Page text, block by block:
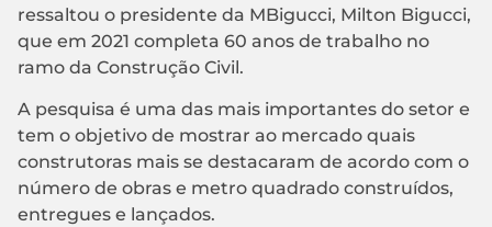
ressaltou o presidente da MBigucci, Milton Bigucci,
que em 2021 completa 60 anos de trabalho no
ramo da Construção Civil.
A pesquisa é uma das mais importantes do setor e
tem o objetivo de mostrar ao mercado quais
construtoras mais se destacaram de acordo com o
número de obras e metro quadrado construídos,
entregues e lançados.